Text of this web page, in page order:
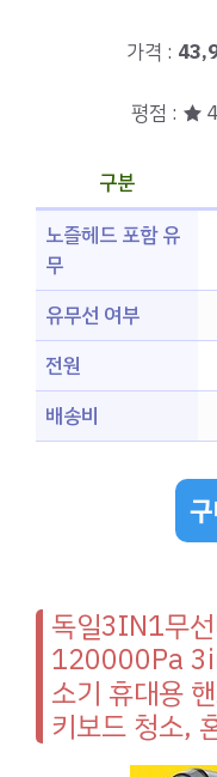
가격 :
평점 : ★
구분
노즐헤드 포함 유
무
유무선 여부
전원
배송비
독일3IN1무
120000Pa
소기 휴대용
키보드 청소,